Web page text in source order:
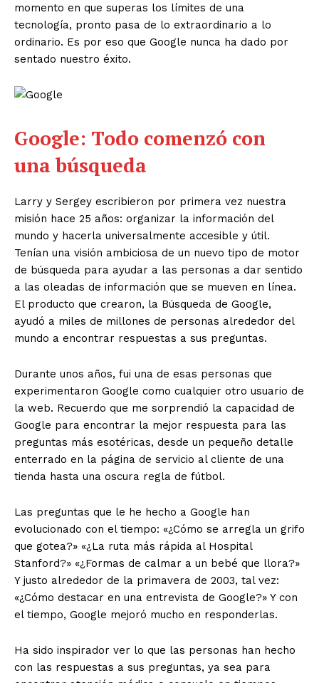
momento en que superas los límites de una
tecnología, pronto pasa de lo extraordinario a lo
ordinario. Es por eso que Google nunca ha dado por
sentado nuestro éxito.
Google: Todo comenzó con
una búsqueda
Larry y Sergey escribieron por primera vez nuestra
misión hace 25 años: organizar la información del
mundo y hacerla universalmente accesible y útil.
Tenían una visión ambiciosa de un nuevo tipo de motor
de búsqueda para ayudar a las personas a dar sentido
a las oleadas de información que se mueven en línea.
El producto que crearon, la Búsqueda de Google,
ayudó a miles de millones de personas alrededor del
mundo a encontrar respuestas a sus preguntas.
Durante unos años, fui una de esas personas que
experimentaron Google como cualquier otro usuario de
la web. Recuerdo que me sorprendió la capacidad de
Google para encontrar la mejor respuesta para las
preguntas más esotéricas, desde un pequeño detalle
enterrado en la página de servicio al cliente de una
tienda hasta una oscura regla de fútbol.
Las preguntas que le he hecho a Google han
evolucionado con el tiempo: «¿Cómo se arregla un grifo
que gotea?» «¿La ruta más rápida al Hospital
Stanford?» «¿Formas de calmar a un bebé que llora?»
Y justo alrededor de la primavera de 2003, tal vez:
«¿Cómo destacar en una entrevista de Google?» Y con
el tiempo, Google mejoró mucho en responderlas.
Ha sido inspirador ver lo que las personas han hecho
con las respuestas a sus preguntas, ya sea para